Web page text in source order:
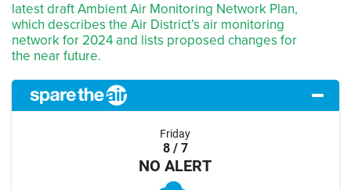
latest draft Ambient Air Monitoring Network Plan,
which describes the Air District’s air monitoring
network for 2024 and lists proposed changes for
the near future.
Friday
8 / 7
NO ALERT